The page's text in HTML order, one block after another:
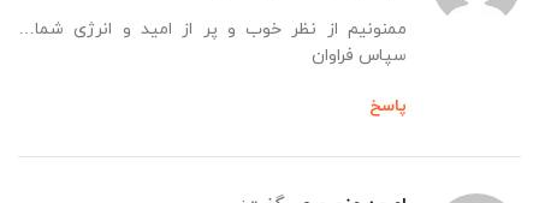
ممنونیم از نظر خوب و پر از امید و انرژی شما…
سپاس فراوان
پاسخ